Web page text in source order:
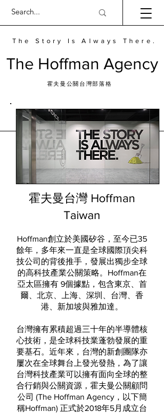
​The Hoffman Agency
The Story Is Always There.
霍夫曼公關台灣部落格
​霍夫曼台灣 Hoffman
Taiwan
Hoffman創立於美國矽谷，至今已35
餘年，多年來一直是全球國際頂尖科
技公司的背後推手，發展出獨步全球
的高科技產業公關策略。Hoffman在
亞太區擁有 9個據點，包含東京、首
爾、北京、上海、深圳、台灣、香
港、新加坡與雅加達。
台灣擁有累積超過三十年的半導體核
心技術，是全球科技業蓬勃發展的重
要基石。近年來，台灣的新創團隊亦
屢次在全球舞台上發光發熱，為了讓
台灣科技產業可以擁有面向全球的整
合行銷與公關資源，霍夫曼公關顧問
公司 (The Hoffman Agency，以下簡
稱Hoffman) 正式於2018年5月成立台